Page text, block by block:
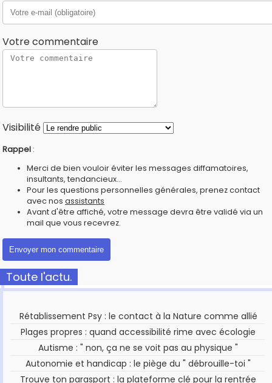
Votre commentaire
Visibilité
Rappel :
Merci de bien vouloir éviter les messages diffamatoires,
insultants, tendancieux...
Pour les questions personnelles générales, prenez contact
avec nos assistants
Avant d'être affiché, votre message devra être validé via un
mail que vous recevrez.
Toute l'actu.
Rétablissement Psy : le contact à la Nature comme allié
Plages propres : quand accessibilité rime avec écologie
Autisme : " non, ça ne se voit pas au physique "
Autonomie et handicap : le piège du " débrouille-toi "
Trouve ton parasport : la plateforme clé pour la rentrée